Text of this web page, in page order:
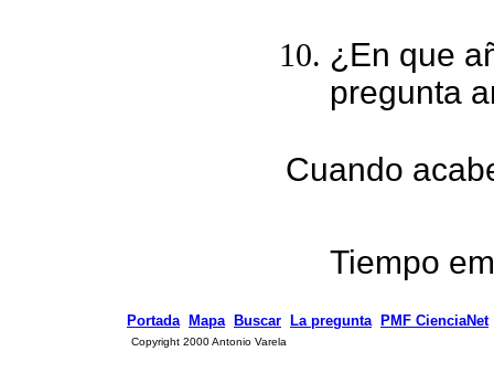
¿En que
pregunta
Cuando
Tiempo
Portada Mapa Buscar La pregunta PMF CienciaNet
Copyright 2000 Antonio Varela